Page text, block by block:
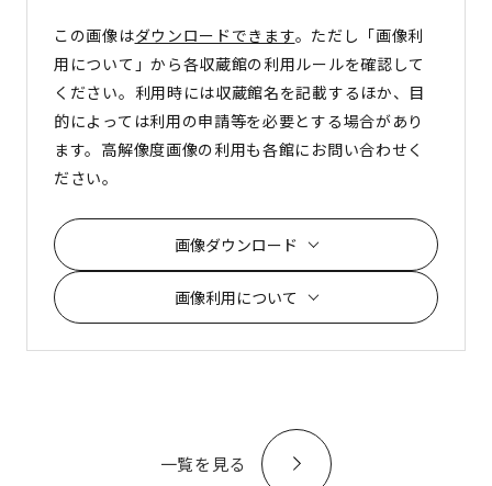
この画像はダウンロードできます。ただし「画像利
用について」から各収蔵館の利用ルールを確認して
ください。利用時には収蔵館名を記載するほか、目
的によっては利用の申請等を必要とする場合があり
ます。高解像度画像の利用も各館にお問い合わせく
ださい。
画像ダウンロード
画像利用について
一覧を見る